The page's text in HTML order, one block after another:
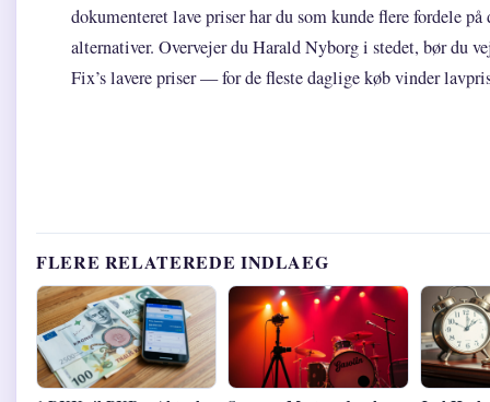
dokumenteret lave priser har du som kunde flere fordele
alternativer. Overvejer du Harald Nyborg i stedet, bør du
Fix’s lavere priser — for de fleste daglige køb vinder
FLERE RELATEREDE INDLAEG